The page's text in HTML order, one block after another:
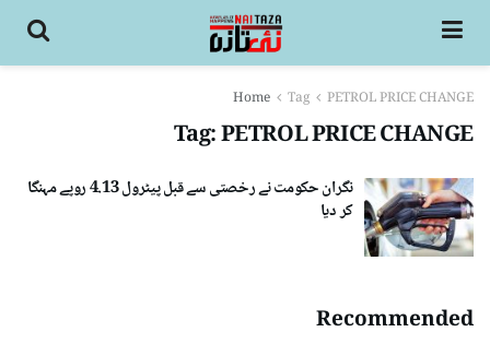
Home Tag PETROL PRICE CHANGE
Tag:PETROL PRICE CHANGE
نگران حکومت نے رخصتی سے قبل پیٹرول 4.13 روپے مہنگا
کر دیا
Recommended